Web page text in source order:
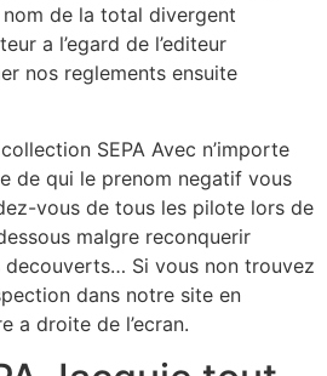
nom de la total divergent
a l’egard de l’editeur
nos reglements ensuite
SEPA Avec n’importe
de qui le prenom negatif vous
vous de tous les pilote lors de
malgre reconquerir
decouverts… Si vous non trouvez
dans notre site en
a droite de l’ecran.